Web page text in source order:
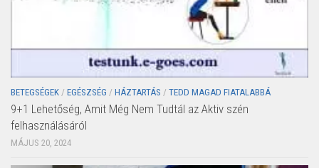
BETEGSÉGEK / EGÉSZSÉG / HÁZTARTÁS / TEDD MAGAD FIATALABBÁ
9+1 Lehetőség, Amit Még Nem Tudtál az Aktiv szén
felhasználásáról
MÁJUS 20, 2024